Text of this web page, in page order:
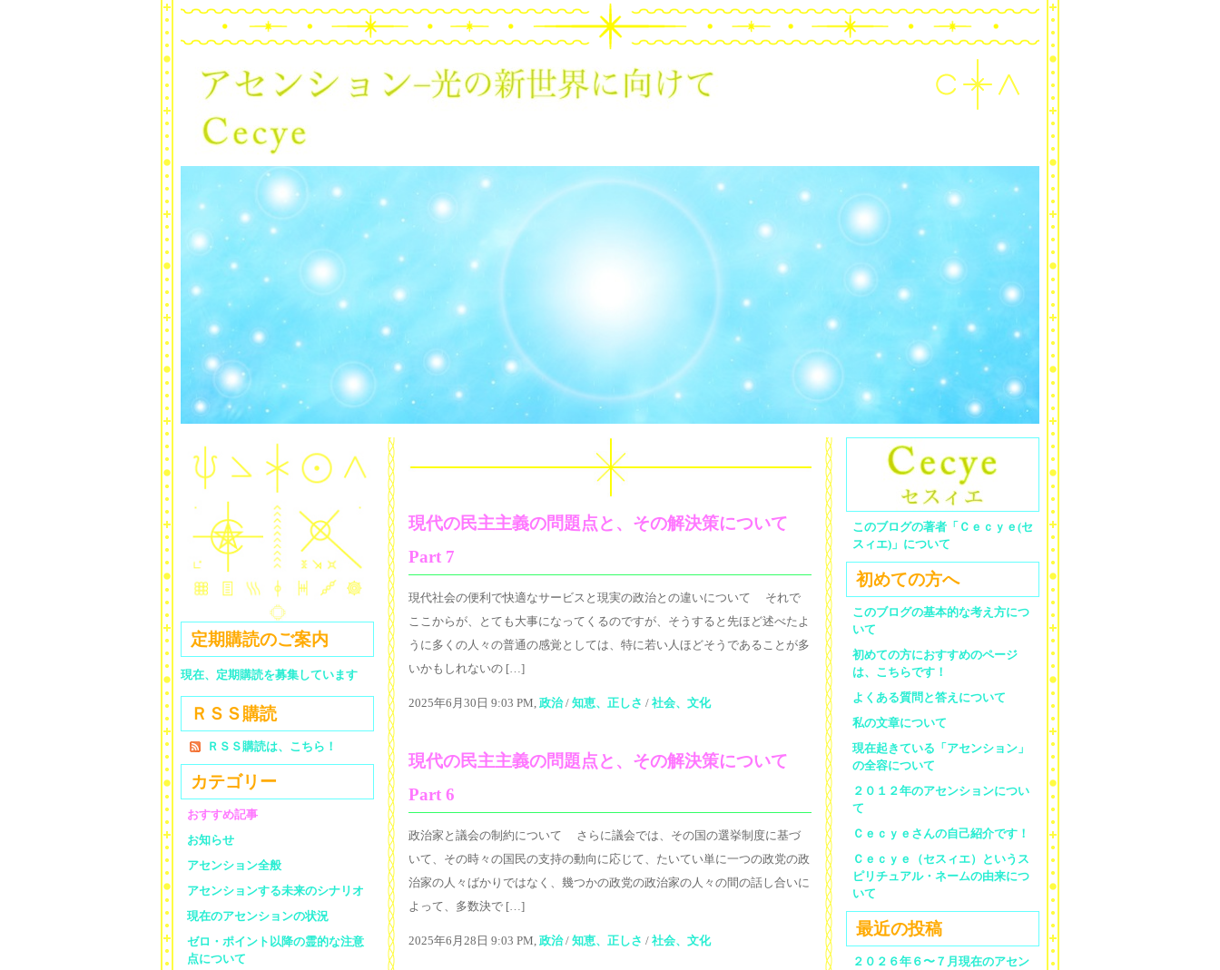
現代の民主主義の問題点と、その解決策について
Part 7
現代社会の便利で快適なサービスと現実の政治との違いについて それで
ここからが、とても大事になってくるのですが、そうすると先ほど述べたよ
うに多くの人々の普通の感覚としては、特に若い人ほどそうであることが多
いかもしれないの […]
2025年6月30日 9:03 PM, 政治/ 知恵、正しさ / 社会、文化
現代の民主主義の問題点と、その解決策について
Part 6
政治家と議会の制約について さらに議会では、その国の選挙制度に基づ
いて、その時々の国民の支持の動向に応じて、たいてい単に一つの政党の政
治家の人々ばかりではなく、幾つかの政党の政治家の人々の間の話し合いに
よって、多数決で […]
2025年6月28日 9:03 PM, 政治/ 知恵、正しさ / 社会、文化
このブログの著者「Ｃｅｃｙｅ(セ
スィエ)」について
初めての方へ
このブログの基本的な考え方につ
いて
初めての方におすすめのページ
は、こちらです！
よくある質問と答えについて
私の文章について
現在起きている「アセンション」
の全容について
２０１２年のアセンションについ
て
Ｃｅｃｙｅさんの自己紹介です！
Ｃｅｃｙｅ（セスィエ）というス
ピリチュアル・ネームの由来につ
いて
最近の投稿
２０２６年６〜７月現在のアセン
定期購読のご案内
現在、定期購読を募集しています
ＲＳＳ購読
ＲＳＳ購読は、こちら！
カテゴリー
おすすめ記事
お知らせ
アセンション全般
アセンションする未来のシナリオ
現在のアセンションの状況
ゼロ・ポイント以降の霊的な注意
点について